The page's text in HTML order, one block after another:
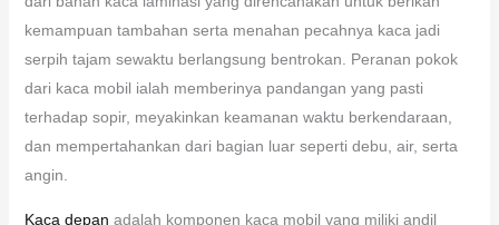
kemampuan tambahan serta menahan pecahnya kaca jadi
serpih tajam sewaktu berlangsung bentrokan. Peranan pokok
dari kaca mobil ialah memberinya pandangan yang pasti
terhadap sopir, meyakinkan keamanan waktu berkendaraan,
dan mempertahankan dari bagian luar seperti debu, air, serta
angin.
Kaca depan adalah komponen kaca mobil yang miliki andil